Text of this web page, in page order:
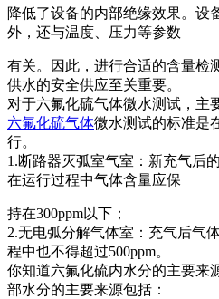
降低了设备的内部绝缘效果。设
外，还与温度、压力等参数
有关。因此，进行合适的含量检
供水的安全供应至关重要。
对于六氟化硫气体微水测试，主
六氟化硫气体微水测试的标准是
行。
1.断路器灭弧室气室：新充气后
在运行过程中气体含量应保
持在300ppm以下；
2.无电弧分解气体室：充气后气
程中也不得超过500ppm。
你知道六氟化硫内水分的主要来
部水分的主要来源包括：